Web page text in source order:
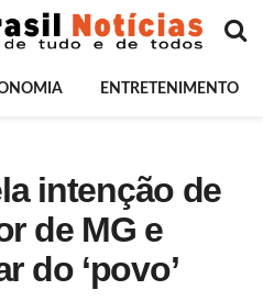
ENTRETENIMENTO
intenção de
de MG e
do ‘povo’